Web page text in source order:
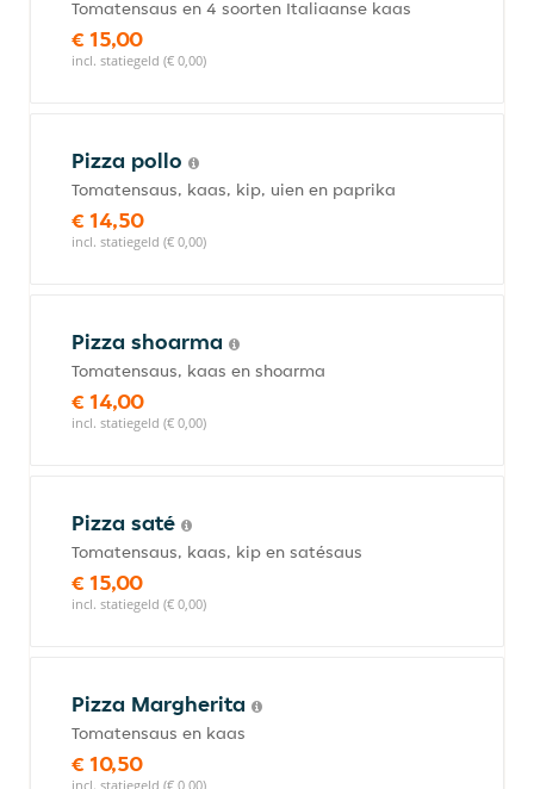
Tomatensaus en 4 soorten Italiaanse kaas
€ 15,00
incl. statiegeld (€ 0,00)
Pizza pollo
Tomatensaus, kaas, kip, uien en paprika
€ 14,50
incl. statiegeld (€ 0,00)
Pizza shoarma
Tomatensaus, kaas en shoarma
€ 14,00
incl. statiegeld (€ 0,00)
Pizza saté
Tomatensaus, kaas, kip en satésaus
€ 15,00
incl. statiegeld (€ 0,00)
Pizza Margherita
Tomatensaus en kaas
€ 10,50
incl. statiegeld (€ 0,00)